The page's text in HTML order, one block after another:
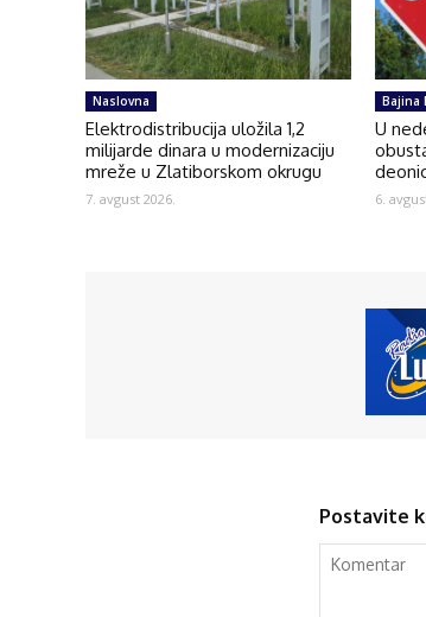
Naslovna
Elektrodistribucija uložila 1,2
milijarde dinara u modernizaciju
mreže u Zlatiborskom okrugu
7. avgust 2026.
Bajina
U
6.
Postavite